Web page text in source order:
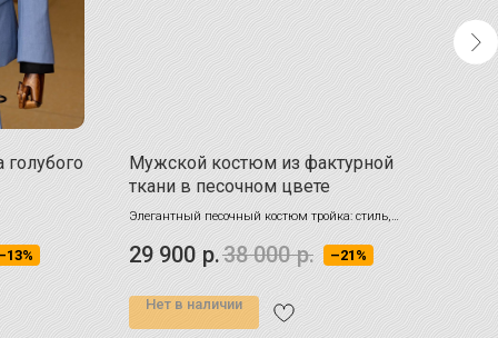
Мужской костюм из фактурной
ткани в песочном цвете
Элегантный песочный костюм тройка: стиль,
комфорт и универсальность.
29 900 р.38 000 р. –21%
Нет в наличии